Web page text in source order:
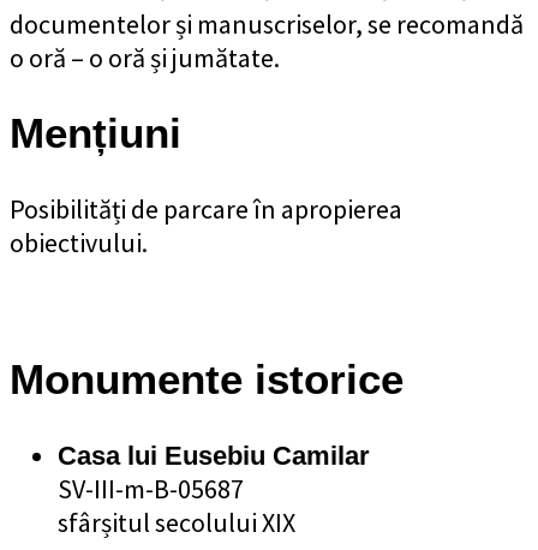
documentelor și manuscriselor, se recomandă
o oră – o oră și jumătate.
Mențiuni
Posibilități de parcare în apropierea
obiectivului.
Monumente istorice
Casa lui Eusebiu Camilar
SV-III-m-B-05687
sfârșitul secolului XIX